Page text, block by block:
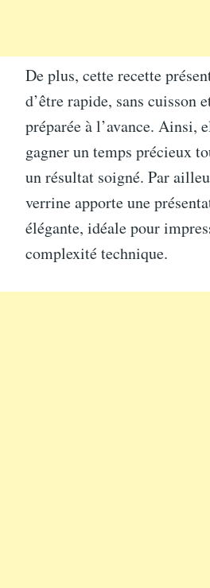
De plus, cette recette
d’être rapide, sans cuisson
préparée à l’avance. Ainsi,
gagner un temps précieux
un résultat soigné. Par
verrine apporte une
élégante, idéale pour
complexité technique.